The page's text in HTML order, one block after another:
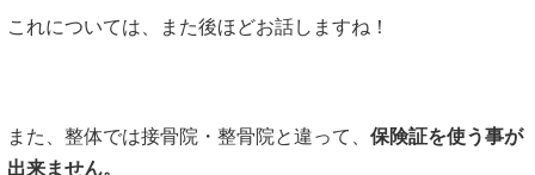
これについては、また後ほどお話しますね！
また、整体では接骨院・整骨院と違って、 保険証を使う事が
出来ません。